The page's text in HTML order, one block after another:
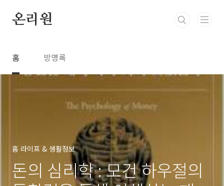
온리원
홈 방명록
홈 라이프 & 생활정보
돈의 심리학 : 모건 하우절의